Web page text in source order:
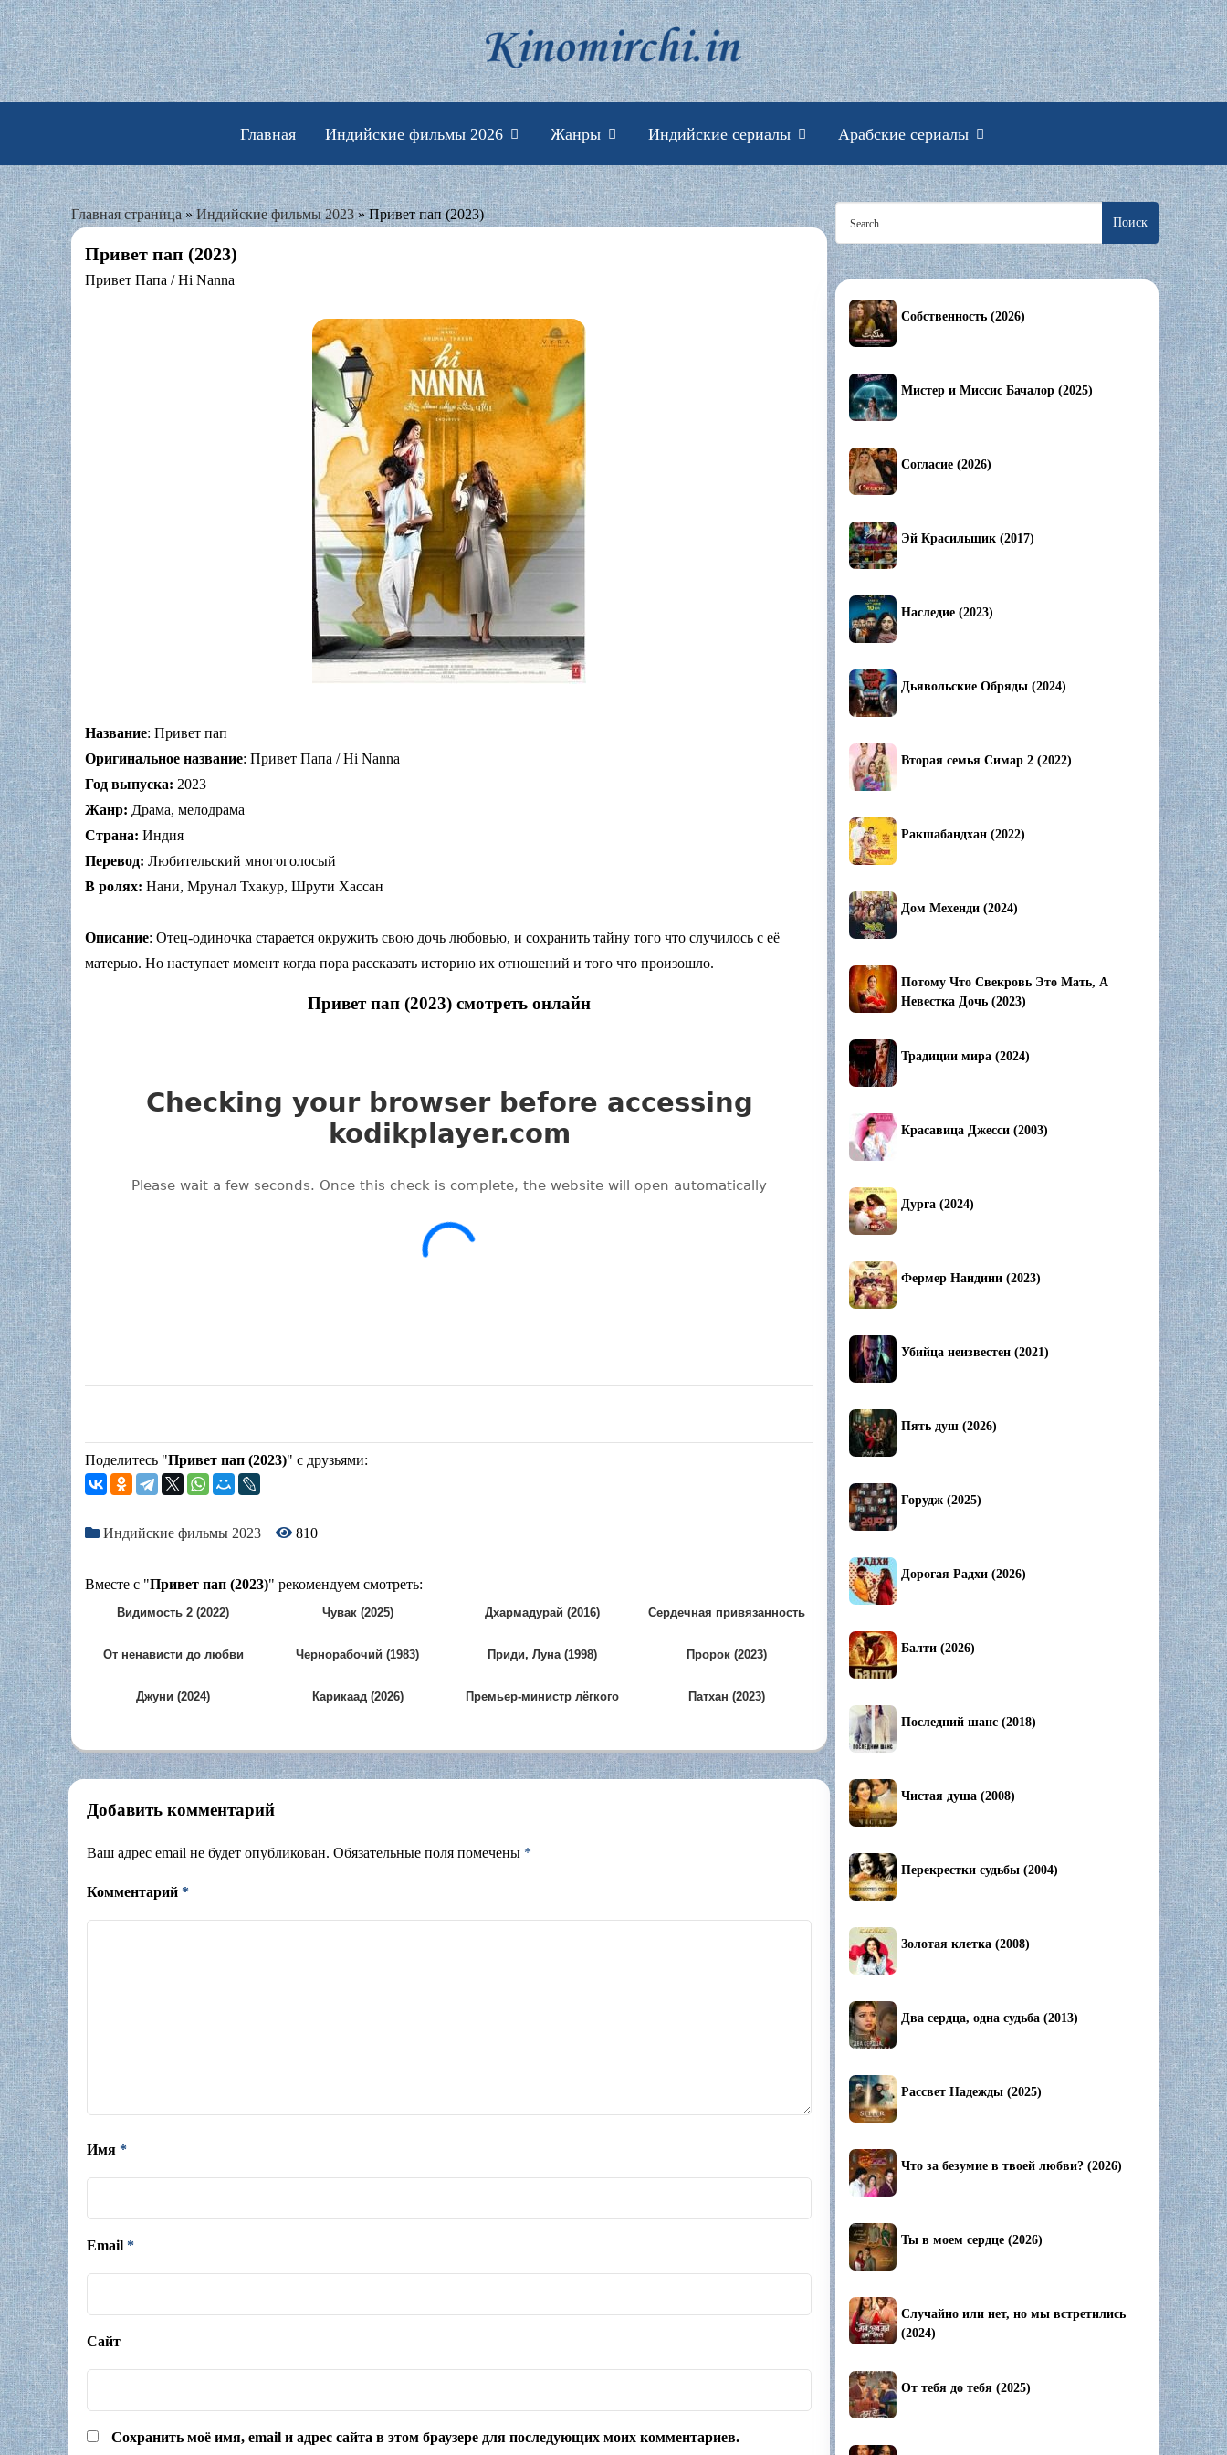
Skip
to
content
Индийские фильмы смотреть онлайн
Главная Индийские фильмы 2026 Жанры Индийские сериалы Арабские сериалы
Главная страница»Индийские фильмы 2023»Привет пап (2023)
Привет пап (2023)
Привет Папа / Hi Nanna
Название: Привет пап
Оригинальное название: Привет Папа / Hi Nanna
Год выпуска: 2023
Жанр: Драма, мелодрама
Страна: Индия
Перевод: Любительский многоголосый
В ролях: Нани, Мрунал Тхакур, Шрути Хассан
Описание: Отец-одиночка старается окружить свою дочь любовью, и сохранить тайну того что случилось с её
матерью. Но наступает момент когда пора рассказать историю их отношений и того что произошло.
Привет пап (2023) смотреть онлайн
Поделитесь "Привет пап (2023)" с друзьями:
Индийские фильмы 2023 810
Вместе с "Привет пап (2023)" рекомендуем смотреть:
Видимость 2 (2022) Чувак (2025) Дхармадурай (2016)
Сердечная привязанность
От ненависти до любви
Чернорабочий (1983) Приди, Луна (1998) Пророк (2023)
Джуни (2024) Карикаад (2026)
Премьер-министр лёгкого
Патхан (2023)
Добавить комментарий
Ваш адрес email не будет опубликован. Обязательные поля помечены *
Комментарий *
Имя *
Email *
Сайт
Сохранить моё имя, email и адрес сайта в этом браузере для последующих моих комментариев.
Search
for:
Собственность (2026)
Мистер и Миссис Бачалор (2025)
Согласие (2026)
Эй Красильщик (2017)
Наследие (2023)
Дьявольские Обряды (2024)
Вторая семья Симар 2 (2022)
Ракшабандхан (2022)
Дом Мехенди (2024)
Потому Что Свекровь Это Мать, А
Невестка Дочь (2023)
Традиции мира (2024)
Красавица Джесси (2003)
Дурга (2024)
Фермер Нандини (2023)
Убийца неизвестен (2021)
Пять душ (2026)
Горудж (2025)
Дорогая Радхи (2026)
Балти (2026)
Последний шанс (2018)
Чистая душа (2008)
Перекрестки судьбы (2004)
Золотая клетка (2008)
Два сердца, одна судьба (2013)
Рассвет Надежды (2025)
Что за безумие в твоей любви? (2026)
Ты в моем сердце (2026)
Случайно или нет, но мы встретились
(2024)
От тебя до тебя (2025)